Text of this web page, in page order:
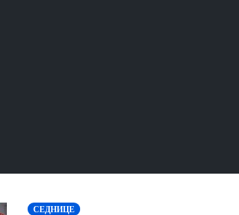
СЕДНИЦЕ